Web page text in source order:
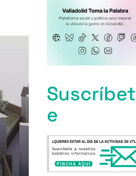
Suscríbet
e